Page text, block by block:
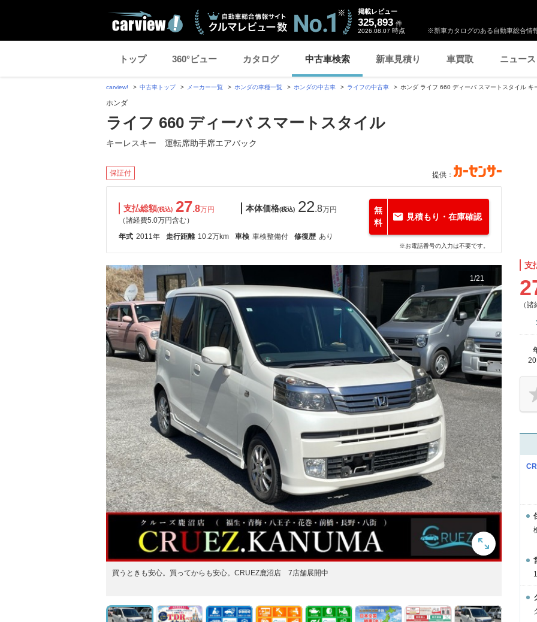
※新車カタログのある自動車総合情
掲載レビュー
325,893 件
2026.08.07 時点
トップ 360°ビュー カタログ 中古車検索 新車見積り 車買取 ニュース
carview! 中古車トップ メーカー一覧 ホンダの車種一覧 ホンダの中古車 ライフの中古車 ホンダ ライフ 660 ディーバ スマートスタイル
ホンダ
ライフ 660 ディーバ スマートスタイル
キーレスキー 運転席助手席エアバック
保証付 提供：
支払総額(税込) 27.8万円
（諸経費5.0万円含む）
本体価格(税込) 22.8万円
年式 2011年 走行距離 10.2万km 車検 車検整備付 修復歴 あり
無
料
見積もり・在庫確認
※お電話番号の入力は不要です。
1/21
買うときも安心。買ってからも安心。CRUEZ鹿沼店 7店舗展開中
支
（